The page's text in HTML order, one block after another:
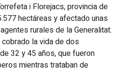
i Florejacs, provincia de
hectáreas y afectado unas
rurales de la Generalitat.
la vida de dos
32 y 45 años, que fueron
mientras trataban de